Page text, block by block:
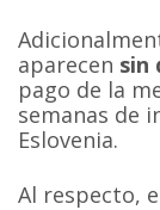
aparecen sin
pago de la
semanas de
Eslovenia.
Al respecto,